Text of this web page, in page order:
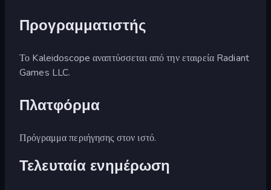
Προγραμματιστής
Το Kaleidoscope αναπτύσσεται από την εταιρεία Radiant
Games LLC.
Πλατφόρμα
Πρόγραμμα περιήγησης στον ιστό.
Τελευταία ενημέρωση